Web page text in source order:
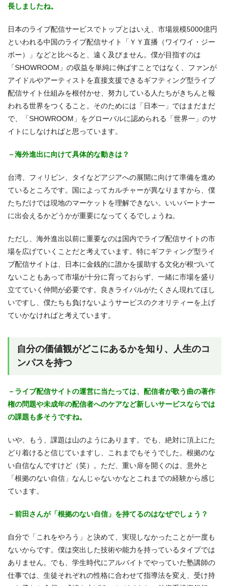
長しましたね。
日本のライブ配信サービスでトップとはいえ、市場規模5000億円
といわれる中国のライブ配信サイト「ＹＹ直播（ワイワイ・ジー
ボー）」などと比べると、遠く及びません。僕が目指すのは
「SHOWROOM」の収益を単純に伸ばすことではなく、ファンが
アイドルやアーティストを直接支援できるギフティング型ライブ
配信サイト仕組みを根付かせ、努力している人たちがきちんと報
われる世界をつくること。そのためには「日本一」ではまだまだ
で、「SHOWROOM」をグローバルに認められる「世界一」のサ
イトにしなければと思っています。
－海外進出に向けて具体的な動きは？
台湾、フィリピン、タイなどアジアへの展開に向けて準備を進め
ているところです。国によってカルチャーが異なりますから、僕
たちだけでは現地のマーケットを理解できない。いいパートナー
に出会えるかどうかが重要になってくるでしょうね。
ただし、海外進出以前に重要なのは国内でライブ配信サイトの市
場を広げていくことだと考えています。特にギフティング型ライ
ブ配信サイトは、日本に金銭的に誰かを援助する文化が根づいて
ないこともあって市場が十分に育っておらず、一緒に市場を盛り
立てていく仲間が必要です。良きライバルがたくさん現れてほし
いですし、僕たちも負けないようサービスのクオリティーを上げ
ていかなければと考えています。
自分の価値観がどこにあるかを知り、人生のコ
ンパスを持つ
－ライブ配信サイトの運営に当たっては、配信者が歌う曲の著作
権の問題や未成年の配信者へのケアなど新しいサービスならでは
の課題も多そうですね。
いや、もう、課題は山のようにあります。でも、絶対に頂上にた
どり着けると信じていますし、これまでもそうでした。根拠のな
い自信なんですけど（笑）。ただ、重い扉を開くのは、意外と
「根拠のない自信」なんじゃないかなとこれまでの経験から感じ
ています。
－前田さんが「根拠のない自信」を持てるのはなぜでしょう？
自分で「これをやろう」と決めて、実現しなかったことが一度も
ないからです。僕は突出した技術や能力を持っているタイプでは
ありません。でも、学生時代にアルバイトでやっていた塾講師の
仕事では、生徒それぞれの性格に合わせて指導法を変え、受け持